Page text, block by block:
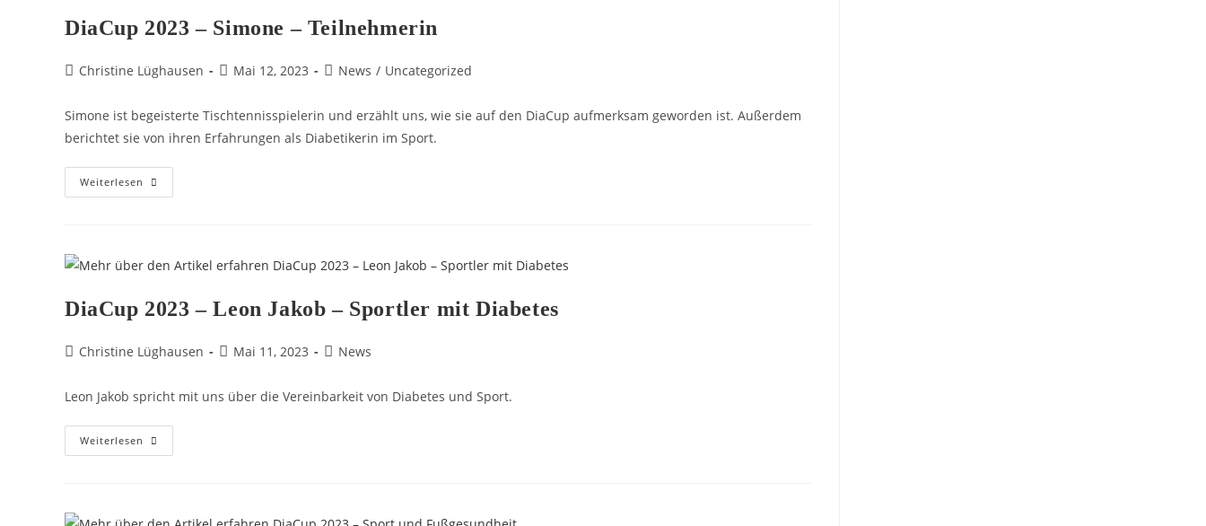
DiaCup 2023 – Simone – Teilnehmerin
Christine Lüghausen Mai 12, 2023 News / Uncategorized
Simone ist begeisterte Tischtennisspielerin und erzählt uns, wie sie auf den DiaCup aufmerksam geworden ist. Außerdem
berichtet sie von ihren Erfahrungen als Diabetikerin im Sport.
Weiterlesen
DiaCup 2023 – Leon Jakob – Sportler mit Diabetes
Christine Lüghausen Mai 11, 2023 News
Leon Jakob spricht mit uns über die Vereinbarkeit von Diabetes und Sport.
Weiterlesen